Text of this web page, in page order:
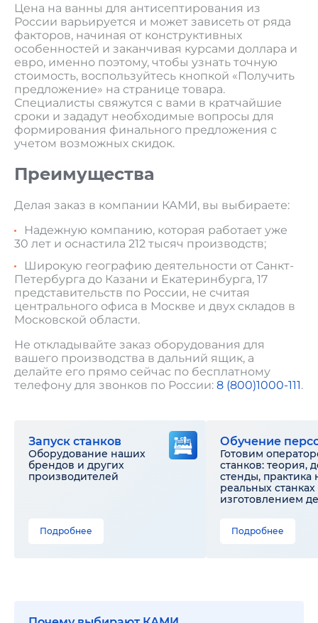
Цена на ванны для антисептирования из
России варьируется и может зависеть от ряда
факторов, начиная от конструктивных
особенностей и заканчивая курсами доллара и
евро, именно поэтому, чтобы узнать точную
стоимость, воспользуйтесь кнопкой «Получить
предложение» на странице товара.
Специалисты свяжутся с вами в кратчайшие
сроки и зададут необходимые вопросы для
формирования финального предложения с
учетом возможных скидок.
Преимущества
Делая заказ в компании КАМИ, вы выбираете:
Надежную компанию, которая работает уже
30 лет и оснастила 212 тысяч производств;
Широкую географию деятельности от Санкт-
Петербурга до Казани и Екатеринбурга, 17
представительств по России, не считая
центрального офиса в Москве и двух складов в
Московской области.
Не откладывайте заказ оборудования для
вашего производства в дальний ящик, а
делайте его прямо сейчас по бесплатному
телефону для звонков по России: 8 (800)1000-111.
Запуск станков
Оборудование наших
брендов и других
производителей
Подробнее
Обучение
Готовим
станков: теория,
стенды, практика
реальных станках
изготовлением
Подробнее